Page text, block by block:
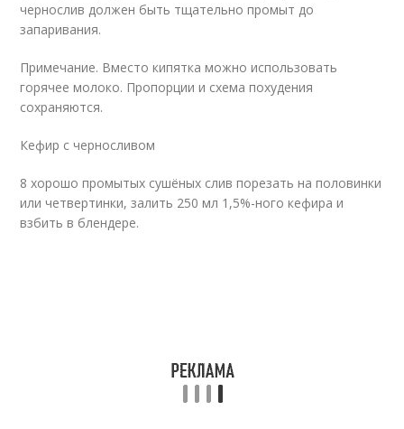
чернослив должен быть тщательно промыт до
запаривания.
Примечание. Вместо кипятка можно использовать
горячее молоко. Пропорции и схема похудения
сохраняются.
Кефир с черносливом
8 хорошо промытых сушёных слив порезать на половинки
или четвертинки, залить 250 мл 1,5%-ного кефира и
взбить в блендере.